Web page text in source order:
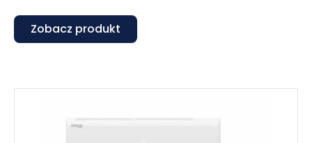
Zobacz produkt